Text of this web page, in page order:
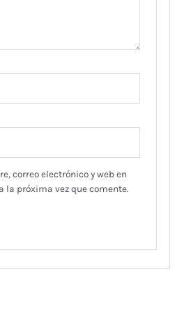
correo electrónico y web en
la próxima vez que comente.